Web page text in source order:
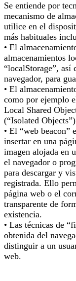
Se entiende por
mecanismo de
utilice en el
más habituales
• El
almacenamientos
“localStorage”, así
navegador, para
• El
como por ejemplo
Local Shared
(“Isolated
• El “web beacon”
insertar en una
imagen alojada en
el navegador o
para descargar y
registrada. Ello
página web o el
transparente de
existencia.
• Las técnicas de
obtenida del
distinguir a un
web.